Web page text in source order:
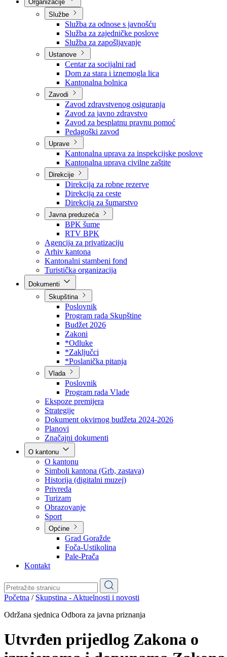
Nadležnosti
Sjednice Vlade
Službe
Služba za odnose s javnošću
Služba za zajedničke poslove
Služba za zapošljavanje
Ustanove
Centar za socijalni rad
Dom za stara i iznemogla lica
Kantonalna bolnica
Zavodi
Zavod zdravstvenog osiguranja
Zavod za javno zdravstvo
Zavod za besplatnu pravnu pomoć
Pedagoški zavod
Uprave
Kantonalna uprava za inspekcijske poslove
Kantonalna uprava civilne zaštite
Direkcije
Direkcija za robne rezerve
Direkcija za ceste
Direkcija za šumarstvo
Javna preduzeća
BPK šume
RTV BPK
Agencija za privatizaciju
Arhiv kantona
Kantonalni stambeni fond
Turistička organizacija
Skupština
Poslovnik
Program rada Skupštine
Budžet 2026
Zakoni
*Odluke
*Zaključci
*Poslanička pitanja
Vlada
Poslovnik
Program rada Vlade
Ekspoze premijera
Strategije
Dokument okvirnog budžeta 2024-2026
Planovi
Značajni dokumenti
O kantonu
O kantonu
Simboli kantona (Grb, zastava)
Historija (digitalni muzej)
Privreda
Turizam
Obrazovanje
Općine
Pale-Prača
Kontakt
Održana sjednica Odbora za javna priznanja